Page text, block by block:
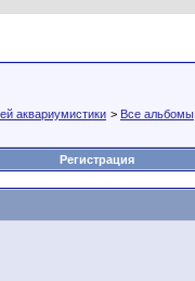
аквариумистики > Все альбомы
Регистрация